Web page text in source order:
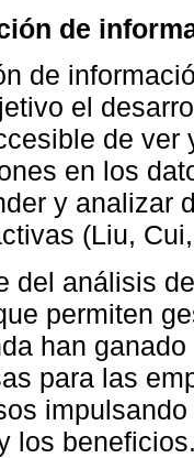
de
de
el
de
en los
y analizar
(Liu,
del análisis
permiten
han
para las
los